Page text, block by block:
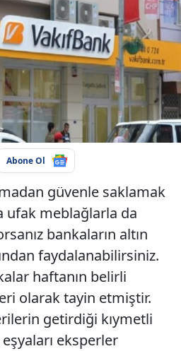
Abone Ol
güvenle saklamak
ufak meblağlarla da
bankaların altın
faydalanabilirsiniz.
haftanın belirli
olarak tayin etmiştir.
getirdiği kıymetli
eksperler